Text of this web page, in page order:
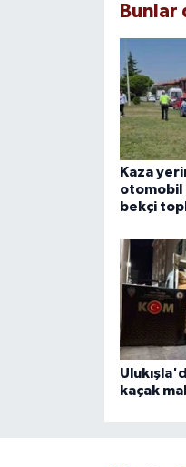
Bunlar
Kaza
otomobil
bekçi
kaçak